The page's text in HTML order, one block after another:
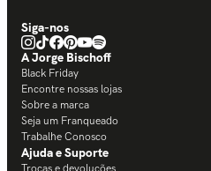
Siga-nos
A Jorge Bischoff
Black Friday
Encontre nossas lojas
Sobre a marca
Seja um Franqueado
Trabalhe Conosco
Ajuda e Suporte